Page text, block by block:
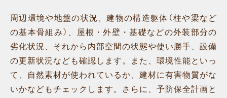
周辺環境や地盤の状況、建物の構造躯体（柱や梁など
の基本骨組み）、屋根・外壁・基礎などの外装部分の
劣化状況、それから内部空間の状態や使い勝手、設備
の更新状況なども確認します。また、環境性能といっ
て、自然素材が使われているか、建材に有害物質がな
いかなどもチェックします。さらに、予防保全計画と